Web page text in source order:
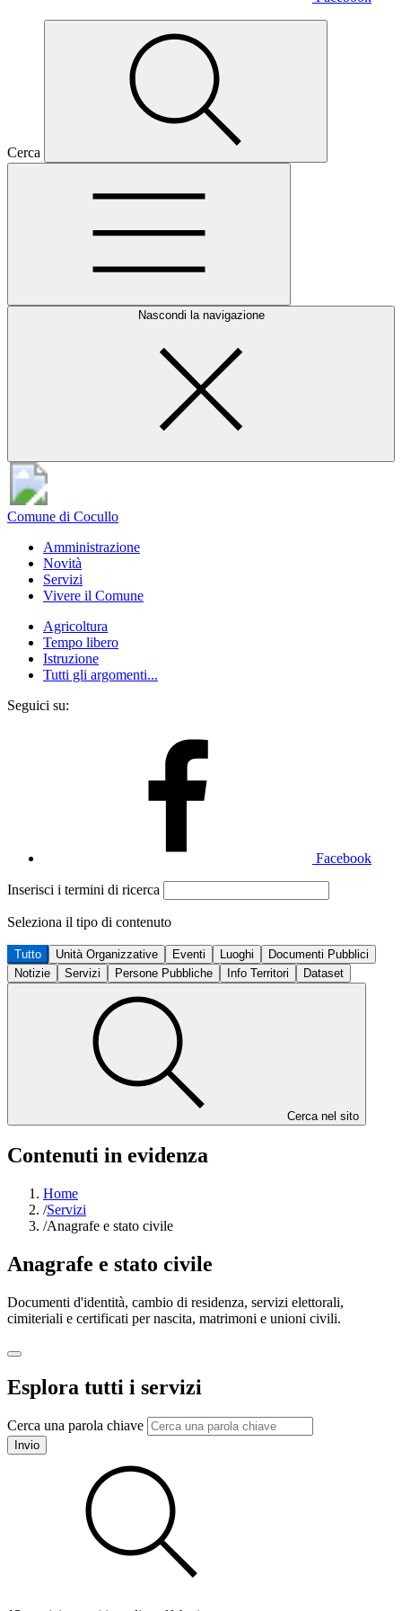
Cerca
Nascondi la navigazione
Comune di Cocullo
Amministrazione
Novità
Servizi
Vivere il Comune
Agricoltura
Tempo libero
Istruzione
Tutti gli argomenti...
Seguici su:
Facebook
Inserisci i termini di ricerca
Seleziona il tipo di contenuto
Tutto Unità Organizzative Eventi Luoghi
Documenti Pubblici
Notizie
Servizi Persone Pubbliche Info Territori Dataset
Cerca nel sito
Contenuti in evidenza
Home
/Servizi
/Anagrafe e stato civile
Anagrafe e stato civile
Documenti d'identità, cambio di residenza, servizi elettorali,
cimiteriali e certificati per nascita, matrimoni e unioni civili.
Esplora tutti i servizi
Cerca una parola chiave
Invio